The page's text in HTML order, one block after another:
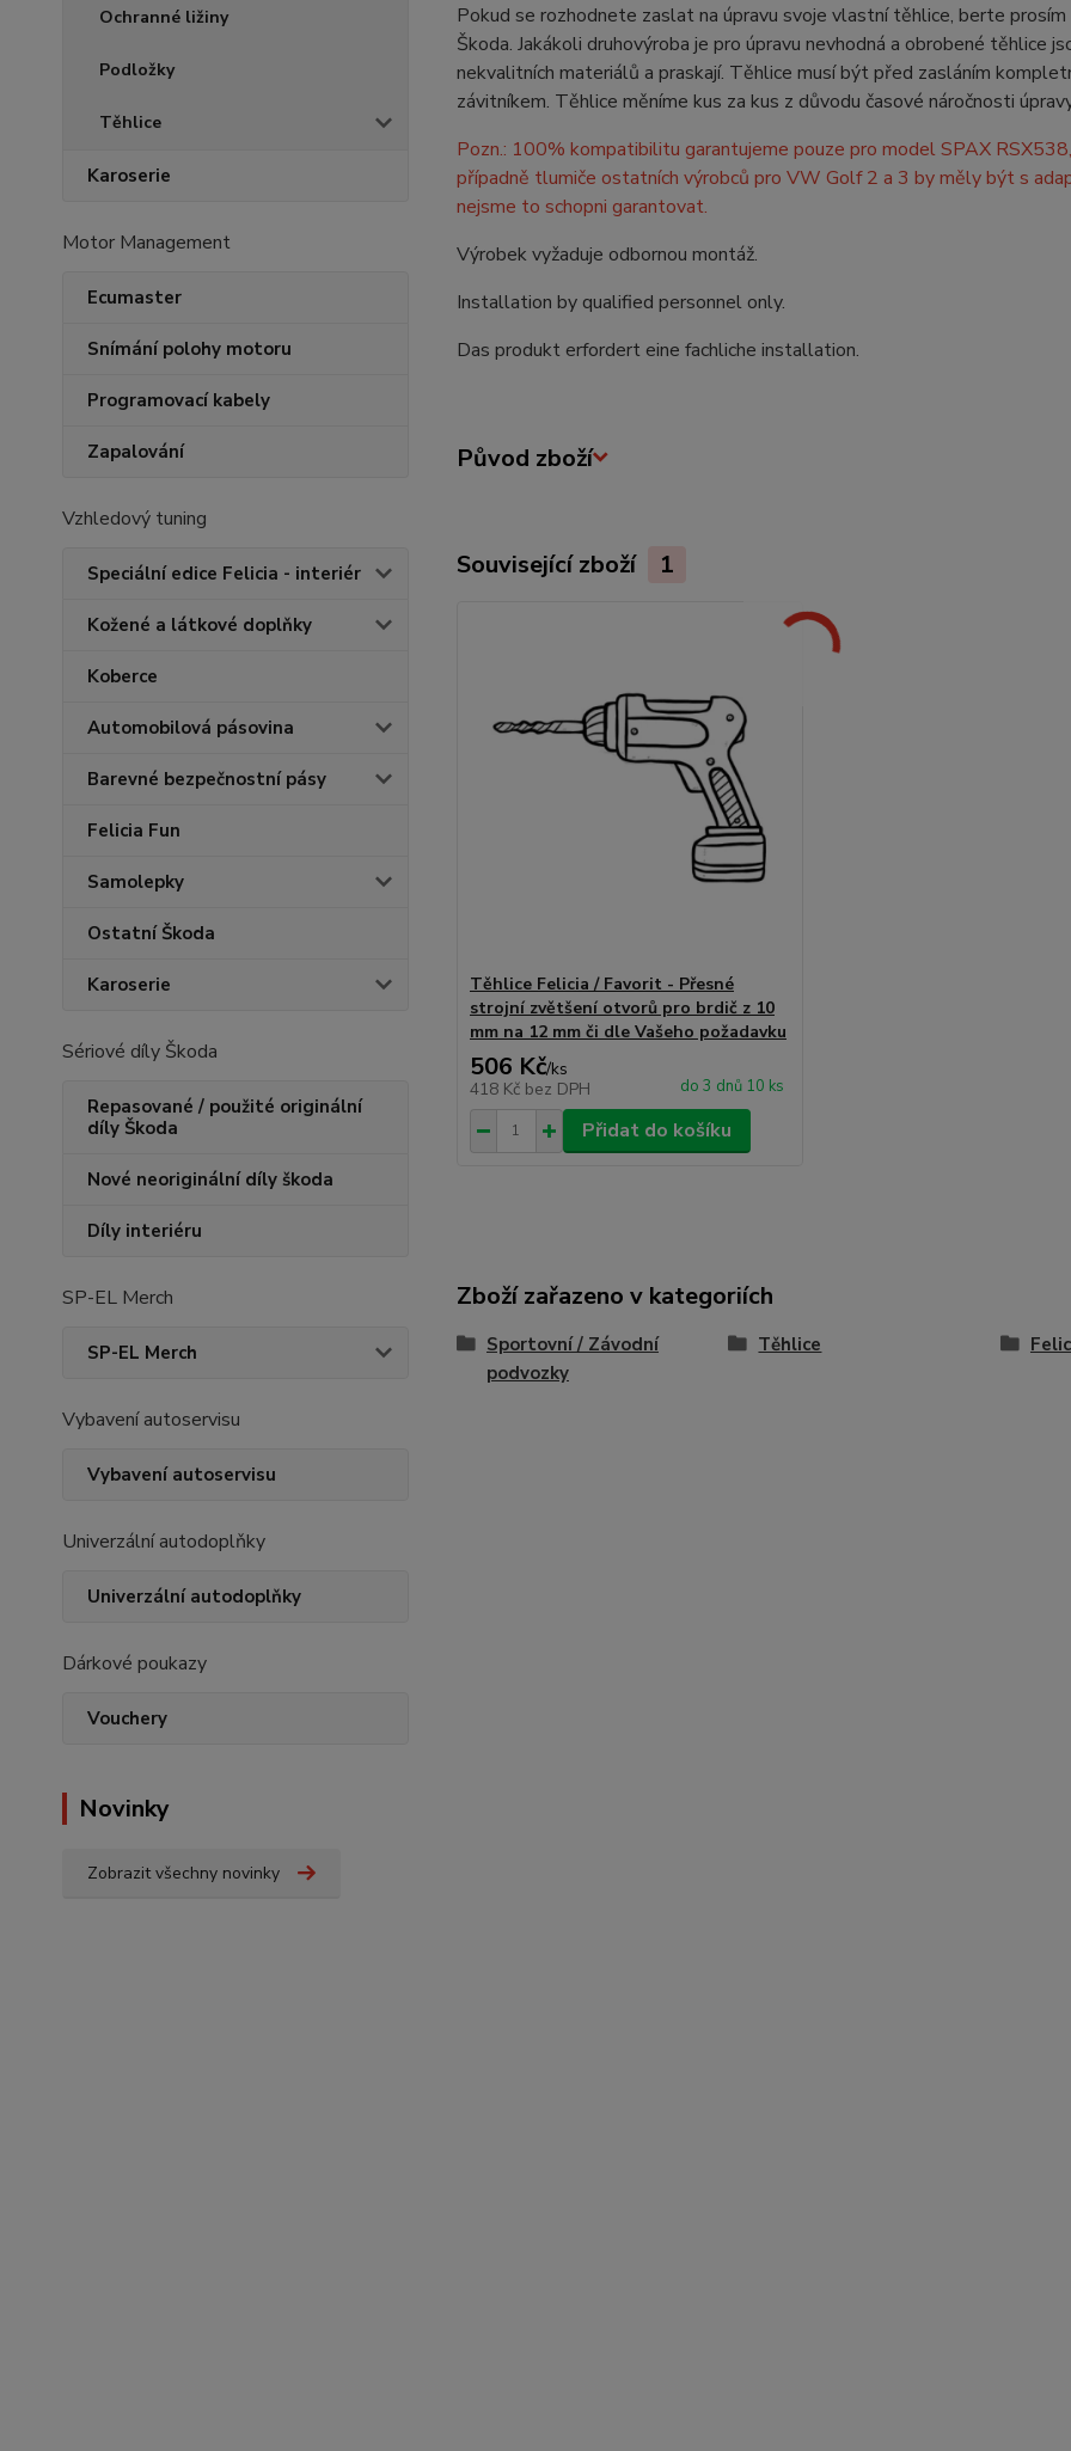
Ochranné ližiny
Podložky
Těhlice
Karoserie
Motor Management
Ecumaster
Snímání polohy motoru
Programovací kabely
Zapalování
Vzhledový tuning
Speciální edice Felicia - interiér
Kožené a látkové doplňky
Koberce
Automobilová pásovina
Barevné bezpečnostní pásy
Felicia Fun
Samolepky
Ostatní Škoda
Karoserie
Sériové díly Škoda
Repasované / použité originální
díly Škoda
Nové neoriginální díly škoda
Díly interiéru
SP-EL Merch
SP-EL Merch
Vybavení autoservisu
Vybavení autoservisu
Univerzální autodoplňky
Univerzální autodoplňky
Dárkové poukazy
Vouchery
Novinky
Zobrazit všechny novinky
Pokud se rozhodnete zaslat na úpravu svoje vlastní těhlice, berte
Škoda. Jakákoli druhovýroba je pro úpravu nevhodná a obrobené těhlice
nekvalitních materiálů a praskají. Těhlice musí být před zasláním
závitníkem. Těhlice měníme kus za kus z důvodu časové náročnosti
Pozn.: 100% kompatibilitu garantujeme pouze pro model SPAX
případně tlumiče ostatních výrobců pro VW Golf 2 a 3 by měly být s
nejsme to schopni garantovat.
Výrobek vyžaduje odbornou montáž.
Installation by qualified personnel only.
Das produkt erfordert eine fachliche installation.
Původ zboží
Související zboží 1
Těhlice Felicia / Favorit - Přesné
strojní zvětšení otvorů pro brdič z 10
mm na 12 mm či dle Vašeho požadavku
506 Kč/ks
418 Kč bez DPH do 3 dnů 10 ks
Přidat do košíku
Zboží zařazeno v kategoriích
Sportovní / Závodní
podvozky
Těhlice